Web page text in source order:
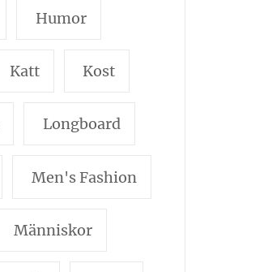
Humor
Katt Kost
Longboard
Men's Fashion
Människor